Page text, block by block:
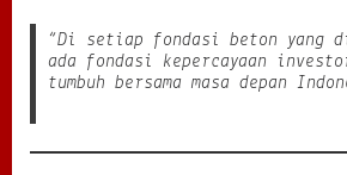
“Di setiap fondasi beton yang
ada fondasi kepercayaan
tumbuh bersama masa depan